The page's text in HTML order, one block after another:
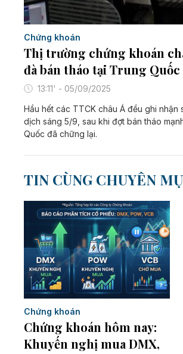
Chứng khoán
Thị trường chứng khoán
đà bán tháo tại Trung
13:11' - 05/09/2025
Hầu hết các TTCK châu Á đều ghi
dịch sáng 5/9, sau khi đợt bán tháo
Quốc đã chững lại.
TIN CÙNG CHUYÊN
Chứng khoán
Chứng khoán hôm nay:
Khuyến nghị mua DMX,